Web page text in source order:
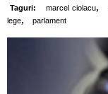
Taguri: marcel ciolacu,
lege, parlament